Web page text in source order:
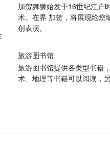
加贺舞狮始发于16世纪江户
术。在界 加贺，将展现给您
创表演。
旅游图书馆
旅游图书馆提供各类型书籍
术、地理等书籍可以阅读，